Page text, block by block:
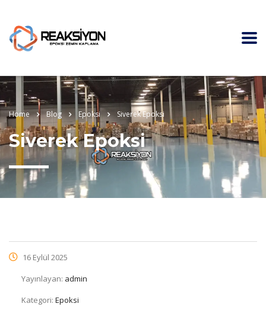
Home Blog Epoksi Siverek Epoksi
Siverek Epoksi
16 Eylül 2025
Yayınlayan: admin
Kategori: Epoksi